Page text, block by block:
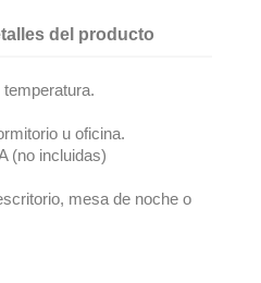
del producto
u oficina.
(no incluidas)
mesa de noche o